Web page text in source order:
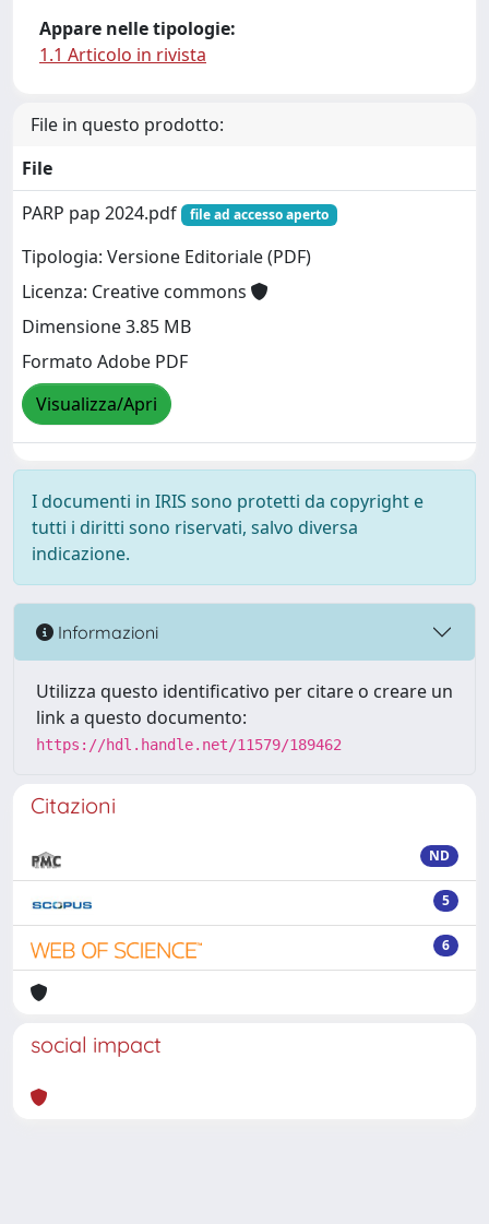
Appare nelle tipologie:
1.1 Articolo in rivista
File in questo prodotto:
File
PARP pap 2024.pdf
file ad accesso aperto
Tipologia: Versione Editoriale (PDF)
Licenza: Creative commons
Dimensione 3.85 MB
Formato Adobe PDF
Visualizza/Apri
I documenti in IRIS sono protetti da copyright e
tutti i diritti sono riservati, salvo diversa
indicazione.
Informazioni
Utilizza questo identificativo per citare o creare un
link a questo documento:
https://hdl.handle.net/11579/189462
Citazioni
ND
5
6
social impact